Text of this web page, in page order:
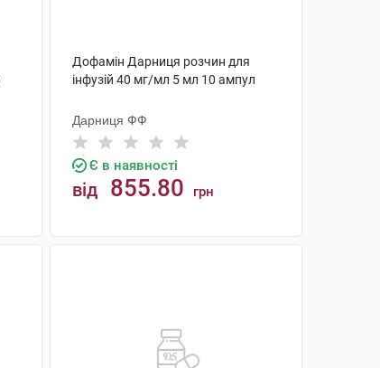
Дофамін Дарниця розчин для
інфузій 40 мг/мл 5 мл 10 ампул
Дарниця ФФ
Є в наявності
від 855.80 грн